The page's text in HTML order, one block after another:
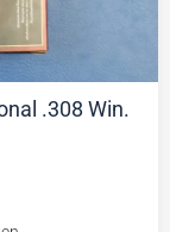
.308 Win.